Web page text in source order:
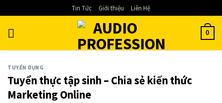
to
content
Tin Tức Giới thiệu Liên Hệ
0
TUYỂN DỤNG
Tuyển thực tập sinh – Chia sẻ kiến thức
Marketing Online